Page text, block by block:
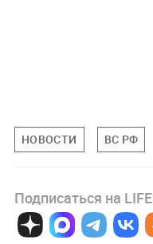
НОВОСТИ ВС РФ
Подписаться на LIFE